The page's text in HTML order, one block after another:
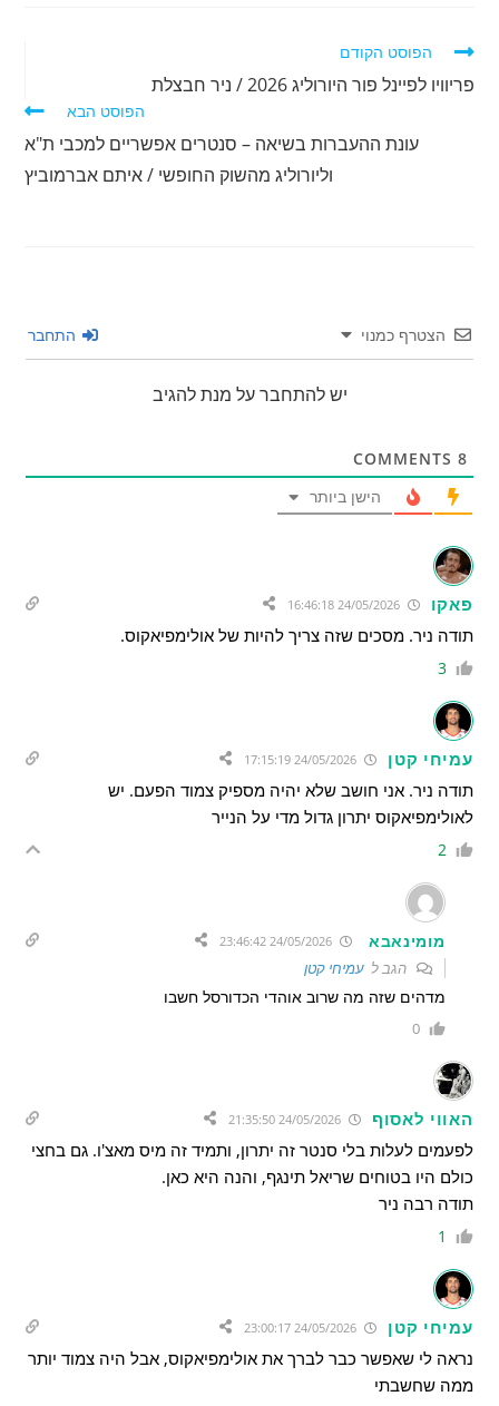
לקרוא
מאמרים
נוספים
הפוסט הקודם
פריוויו לפיינל פור היורוליג 2026 / ניר חבצלת
הפוסט הבא
עונת ההעברות בשיאה – סנטרים אפשריים למכבי ת"א
וליורוליג מהשוק החופשי / איתם אברמוביץ
הצטרף כמנוי התחבר
יש להתחבר על מנת להגיב
8
הישן ביותר
פאקו 24/05/2026 16:46:18
תודה ניר. מסכים שזה צריך להיות של אולימפיאקוס.
3
עמיחי קטן
תודה ניר. אני חושב שלא יהיה מספיק צמוד הפעם. יש
לאולימפיאקוס יתרון גדול מדי על הנייר
2
מומינאבא 24/05/2026 23:46:42
הגב לעמיחי קטן
מדהים שזה מה שרוב אוהדי הכדורסל חשבו
0
האווי לאסוף 24/05/2026 21:35:50
לפעמים לעלות בלי סנטר זה יתרון, ותמיד זה מיס מאצ'ו. גם בחצי
כולם היו בטוחים שריאל תינגף, והנה היא כאן.
תודה רבה ניר
1
עמיחי קטן
נראה לי שאפשר כבר לברך את אולימפיאקוס, אבל היה צמוד יותר
ממה שחשבתי